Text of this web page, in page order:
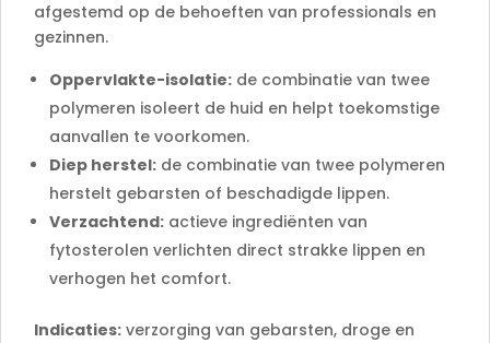
afgestemd op de behoeften van professionals en
gezinnen.
Oppervlakte-isolatie: de combinatie van twee
polymeren isoleert de huid en helpt toekomstige
aanvallen te voorkomen.
Diep herstel: de combinatie van twee polymeren
herstelt gebarsten of beschadigde lippen.
Verzachtend: actieve ingrediënten van
fytosterolen verlichten direct strakke lippen en
verhogen het comfort.
Indicaties: verzorging van gebarsten, droge en